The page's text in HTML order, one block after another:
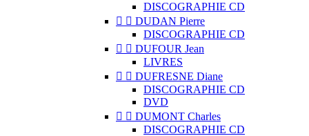
DISCOGRAPHIE CD
  DUDAN Pierre
DISCOGRAPHIE CD
  DUFOUR Jean
LIVRES
  DUFRESNE Diane
DISCOGRAPHIE CD
DVD
  DUMONT Charles
DISCOGRAPHIE CD